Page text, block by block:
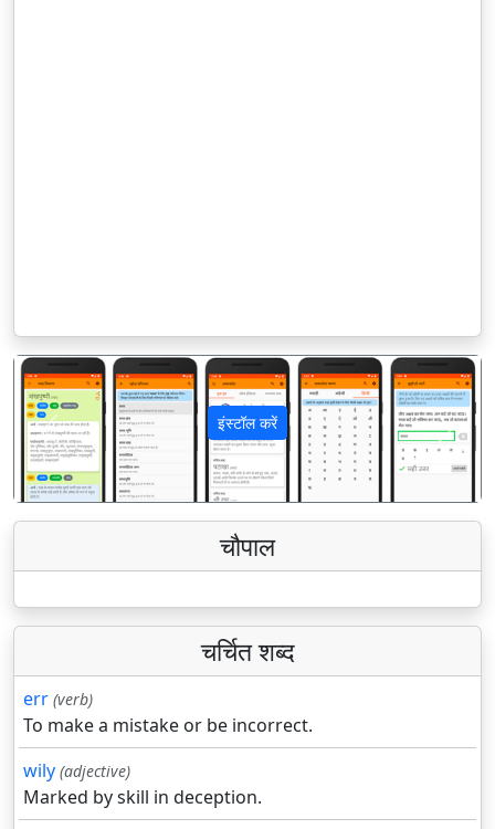
इंस्टॉल करें
पिछला अगला
चौपाल
चर्चित शब्द
err (verb)
To make a mistake or be incorrect.
wily (adjective)
Marked by skill in deception.